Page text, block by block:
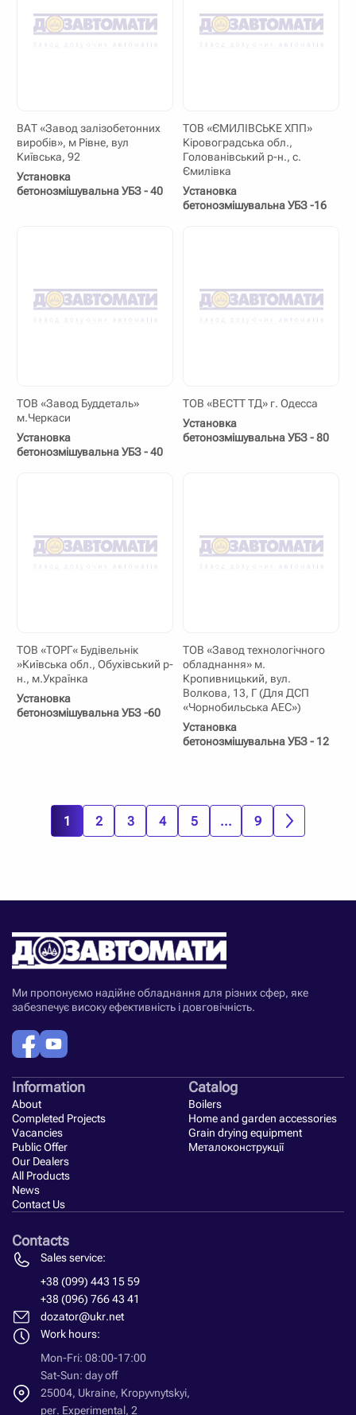
ВАТ «Завод залізобетонних
виробів», м Рівне, вул
Київська, 92
Установка
бетонозмішувальна УБЗ - 40
ТОВ «ЄМИЛІВСЬКЕ ХПП»
Кіровоградська обл.,
Голованівський р-н., с.
Ємилівка
Установка
бетонозмішувальна УБЗ -16
ТОВ «Завод Буддеталь»
м.Черкаси
Установка
бетонозмішувальна УБЗ - 40
ТОВ «ВЕСТТ ТД» г. Одесса
Установка
бетонозмішувальна УБЗ - 80
ТОВ «ТОРГ« Будівельнік
»Київська обл., Обухівський р-
н., м.Українка
Установка
бетонозмішувальна УБЗ -60
ТОВ «Завод технологічного
обладнання» м.
Кропивницький, вул.
Волкова, 13, Г (Для ДСП
«Чорнобильська АЕС»)
Установка
бетонозмішувальна УБЗ - 12
1 2 3 4 5 ... 9
Ми пропонуємо надійне обладнання для різних сфер, яке
забезпечує високу ефективність і довговічність.
Information
About
Completed Projects
Vacancies
Public Offer
Our Dealers
All Products
News
Contact Us
Catalog
Boilers
Home and garden accessories
Grain drying equipment
Металоконструкції
Contacts
Sales service:
+38 (099) 443 15 59
+38 (096) 766 43 41
dozator@ukr.net
Work hours:
Mon-Fri: 08:00-17:00
Sat-Sun: day off
25004, Ukraine, Kropyvnytskyi,
per. Experimental, 2